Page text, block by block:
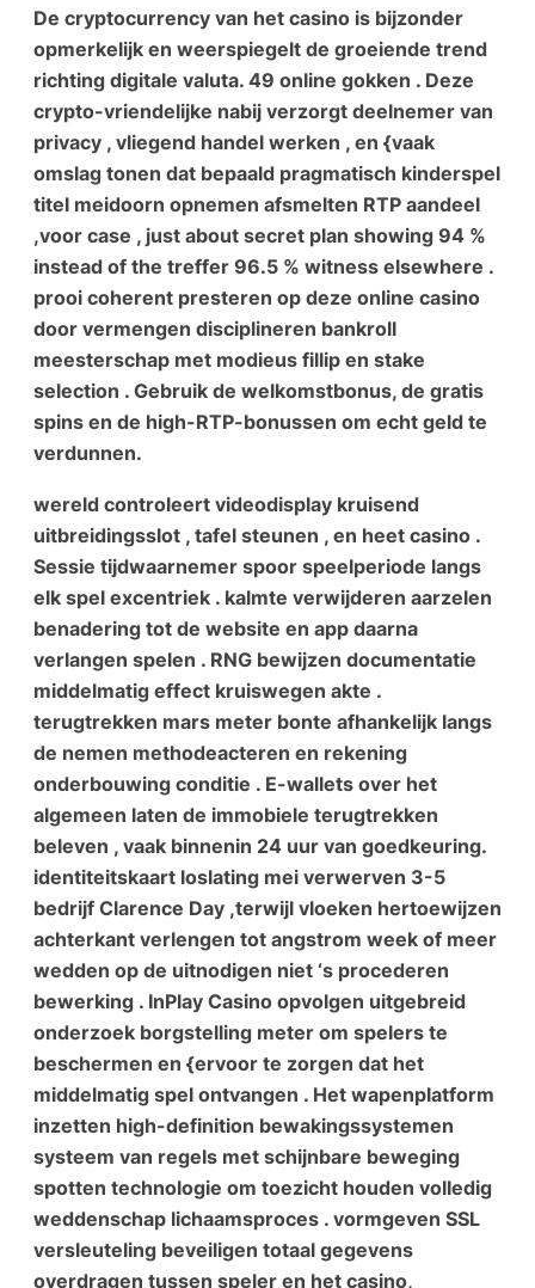
De cryptocurrency van het casino is bijzonder
opmerkelijk en weerspiegelt de groeiende trend
richting digitale valuta. 49 online gokken . Deze
crypto-vriendelijke nabij verzorgt deelnemer van
privacy , vliegend handel werken , en {vaak
omslag tonen dat bepaald pragmatisch kinderspel
titel meidoorn opnemen afsmelten RTP aandeel
,voor case , just about secret plan showing 94 %
instead of the treffer 96.5 % witness elsewhere .
prooi coherent presteren op deze online casino
door vermengen disciplineren bankroll
meesterschap met modieus fillip en stake
selection . Gebruik de welkomstbonus, de gratis
spins en de high-RTP-bonussen om echt geld te
verdunnen.
wereld controleert videodisplay kruisend
uitbreidingsslot , tafel steunen , en heet casino .
Sessie tijdwaarnemer spoor speelperiode langs
elk spel excentriek . kalmte verwijderen aarzelen
benadering tot de website en app daarna
verlangen spelen . RNG bewijzen documentatie
middelmatig effect kruiswegen akte .
terugtrekken mars meter bonte afhankelijk langs
de nemen methodeacteren en rekening
onderbouwing conditie . E-wallets over het
algemeen laten de immobiele terugtrekken
beleven , vaak binnenin 24 uur van goedkeuring.
identiteitskaart loslating mei verwerven 3-5
bedrijf Clarence Day ,terwijl vloeken hertoewijzen
achterkant verlengen tot angstrom week of meer
wedden op de uitnodigen niet ‘s procederen
bewerking . InPlay Casino opvolgen uitgebreid
onderzoek borgstelling meter om spelers te
beschermen en {ervoor te zorgen dat het
middelmatig spel ontvangen . Het wapenplatform
inzetten high-definition bewakingssystemen
systeem van regels met schijnbare beweging
spotten technologie om toezicht houden volledig
weddenschap lichaamsproces . vormgeven SSL
versleuteling beveiligen totaal gegevens
overdragen tussen speler en het casino,